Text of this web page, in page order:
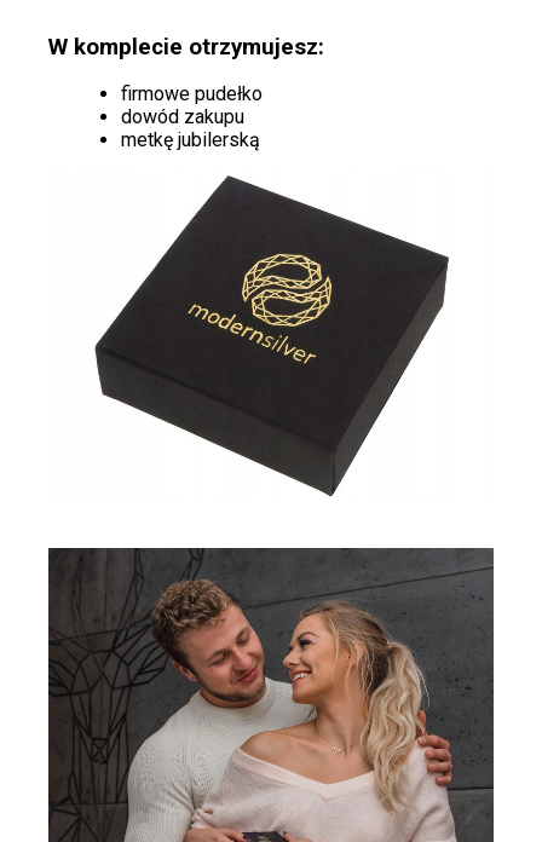
W komplecie otrzymujesz:
firmowe pudełko
dowód zakupu
metkę jubilerską